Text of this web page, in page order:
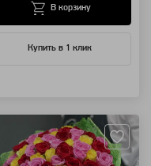
Купить в 1 клик
В корзину